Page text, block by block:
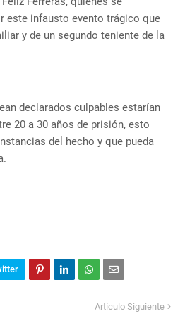
este infausto evento trágico que
y de un segundo teniente de la
declarados culpables estarían
20 a 30 años de prisión, esto
del hecho y que pueda
Artículo Siguiente